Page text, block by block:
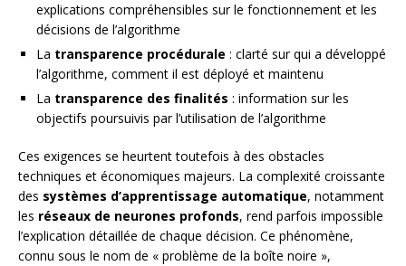
explications compréhensibles sur le fonctionnement et les
décisions de l’algorithme
La transparence procédurale : clarté sur qui a développé
l’algorithme, comment il est déployé et maintenu
La transparence des finalités : information sur les
objectifs poursuivis par l’utilisation de l’algorithme
Ces exigences se heurtent toutefois à des obstacles
techniques et économiques majeurs. La complexité croissante
des systèmes d’apprentissage automatique, notamment
les réseaux de neurones profonds, rend parfois impossible
l’explication détaillée de chaque décision. Ce phénomène,
connu sous le nom de « problème de la boîte noire »,